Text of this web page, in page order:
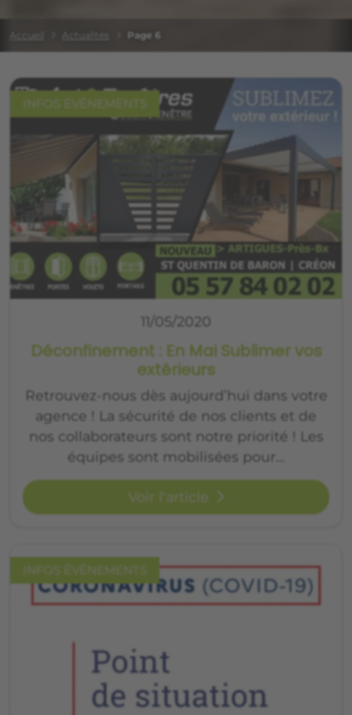
Actualités Page 6
11/05/2020
Déconfinement : En Mai Sublimer vos
extérieurs
Retrouvez-nous dès aujourd’hui dans votre
agence ! La sécurité de nos clients et de
nos collaborateurs sont notre priorité ! Les
équipes sont mobilisées pour…
Voir l'article
INFOS ÉVÉNEMENTS
INFOS ÉVÉNEMENTS